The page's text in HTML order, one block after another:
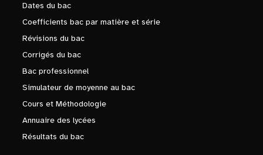
Dates du bac
Coefficients bac par matière et série
Révisions du bac
Corrigés du bac
Bac professionnel
Simulateur de moyenne au bac
Cours et Méthodologie
Annuaire des lycées
Résultats du bac